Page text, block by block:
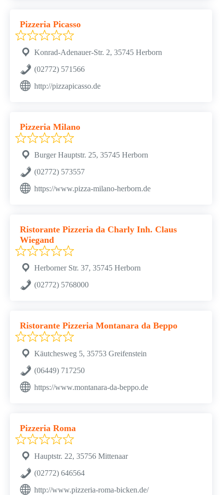
Pizzeria Picasso
Konrad-Adenauer-Str. 2, 35745 Herborn
(02772) 571566
http://pizzapicasso.de
Pizzeria Milano
Burger Hauptstr. 25, 35745 Herborn
(02772) 573557
https://www.pizza-milano-herborn.de
Ristorante Pizzeria da Charly Inh. Claus
Wiegand
Herborner Str. 37, 35745 Herborn
(02772) 5768000
Ristorante Pizzeria Montanara da Beppo
Käutchesweg 5, 35753 Greifenstein
(06449) 717250
https://www.montanara-da-beppo.de
Pizzeria Roma
Hauptstr. 22, 35756 Mittenaar
(02772) 646564
http://www.pizzeria-roma-bicken.de/